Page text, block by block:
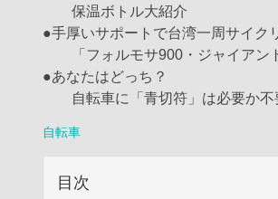
保温ボトル大紹介
●手厚いサポートで台湾一周サイク
「フォルモサ900・ジャイアン
●あなたはどっち？
自転車に「青切符」は必要か不
自転車
目次